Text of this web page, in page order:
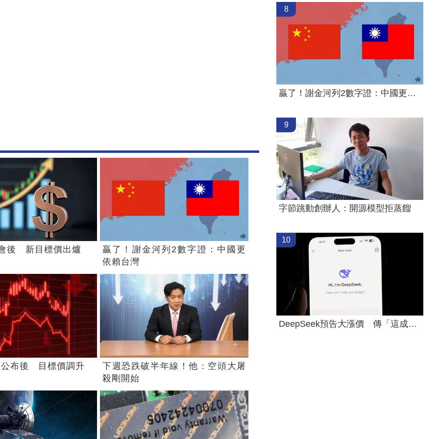
後 新目標價出爐
贏了！謝金河列2數字證：中國更
依賴台灣
公布後 目標價調升
下週恐跌破半年線！他：空頭大屠
殺剛開始
8
贏了！謝金河列2數字證：中國更依賴台灣
9
字節跳動創辦人：開源模型拒蒸餾
10
DeepSeek預告大漲價 傳「這成本」撐不住